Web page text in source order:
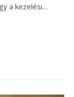
a kezelési…